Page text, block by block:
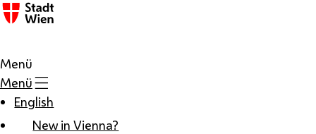
Zum Inhalt
Menü
Menü
English
New in Vienna?